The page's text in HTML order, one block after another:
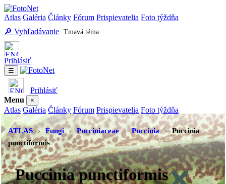
Atlas Galéria Články Fórum Prispievatelia Foto týždňa
🔎 Vyhľadávanie Tmavá téma
Prihlásiť
☰
Prihlásiť
Menu
×
Atlas Galéria Články Fórum Prispievatelia Foto týždňa
Vyhľadávanie Tmavá téma
ATLAS › Fungi › Pucciniaceae › Puccinia › Puccinia
punctiformis
Puccinia punctiformis